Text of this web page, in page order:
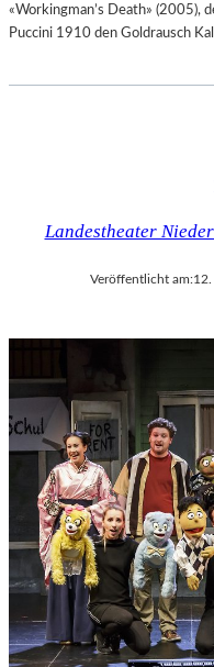
«Workingman’s Death» (2005),
Puccini 1910 den Goldrausch
Landestheater
Veröffentlicht am: